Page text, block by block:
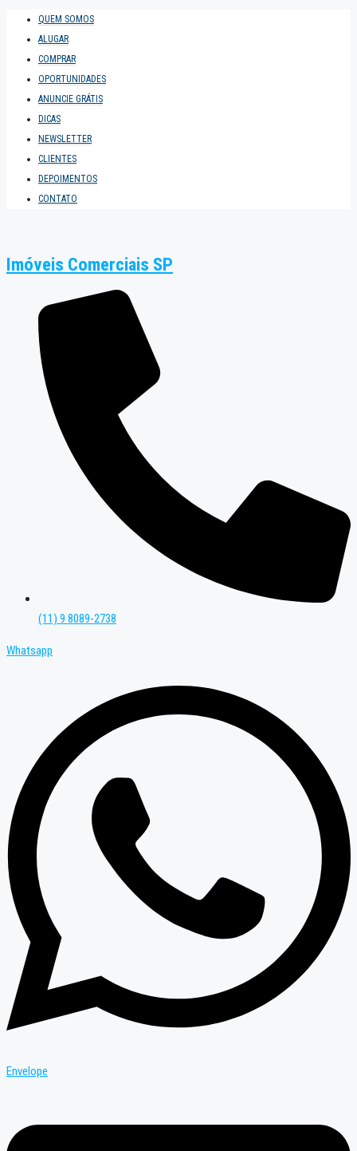
QUEM SOMOS
ALUGAR
COMPRAR
OPORTUNIDADES
ANUNCIE GRÁTIS
DICAS
NEWSLETTER
CLIENTES
DEPOIMENTOS
CONTATO
Imóveis Comerciais SP
(11) 9 8089-2738
Whatsapp
Envelope